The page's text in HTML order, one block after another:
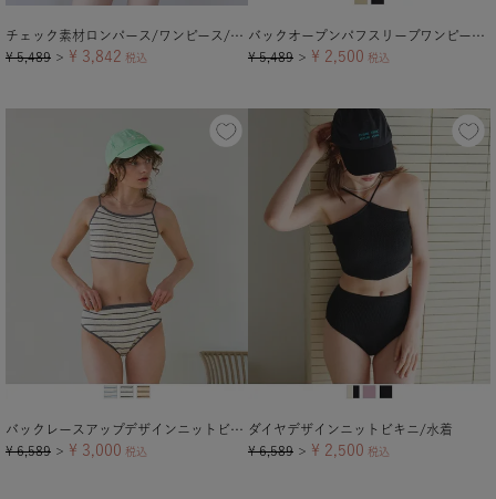
チェック素材ロンパース/ワンピース/セット水着【メール便可／100】
¥ 5,489 ＞ ¥ 3,842 税込
バックオープンパフスリーブワンピース/水着
¥ 5,489 ＞ ¥ 2,500 税込
バックレースアップデザインニットビキニ/水着
¥ 6,589 ＞ ¥ 3,000 税込
ダイヤデザインニットビキニ/水着
¥ 6,589 ＞ ¥ 2,500 税込